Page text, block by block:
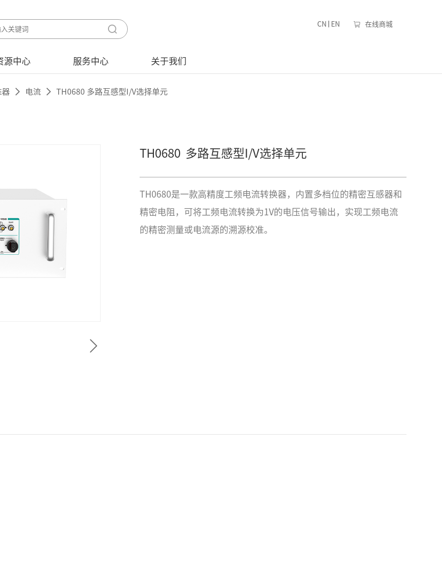
CN EN 在线商城
源中心 服务中心 关于我们
器 电流 TH0680 多路互感型I/V选择单元
TH0680 多路互感型I/V选择单元
TH0680是一款高精度工频电流转换器，内置多档位的精密互感器和
精密电阻，可将工频电流转换为1V的电压信号输出，实现工频电流
的精密测量或电流源的溯源校准。